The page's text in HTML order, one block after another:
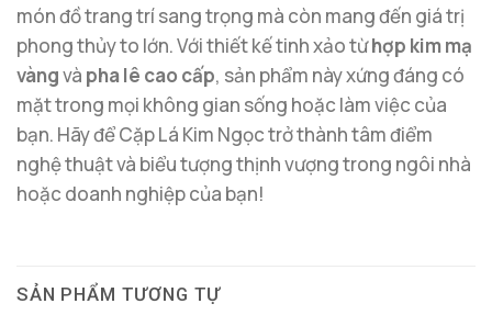
món đồ trang trí sang trọng mà còn mang đến giá trị
phong thủy to lớn. Với thiết kế tinh xảo từhợp kim mạ
vàngvà pha lê cao cấp, sản phẩm này xứng đáng có
mặt trong mọi không gian sống hoặc làm việc của
bạn. Hãy để Cặp Lá Kim Ngọc trở thành tâm điểm
nghệ thuật và biểu tượng thịnh vượng trong ngôi nhà
hoặc doanh nghiệp của bạn!
SẢN PHẨM TƯƠNG TỰ